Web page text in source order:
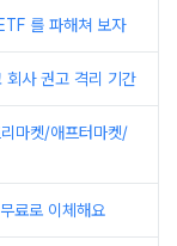
를 파해쳐 보자
사 권고 격리 기간
마켓/애프터마켓/
료로 이체해요